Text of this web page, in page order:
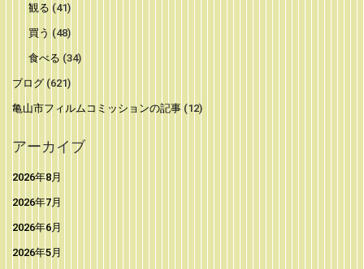
観る (41)
買う (48)
食べる (34)
ブログ (621)
亀山市フィルムコミッションの記事 (12)
アーカイブ
2026年8月
2026年7月
2026年6月
2026年5月